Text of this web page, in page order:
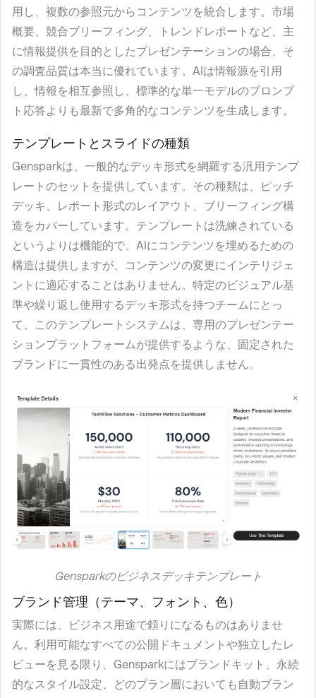
用し、複数の参照元からコンテンツを統合します。市場
概要、競合ブリーフィング、トレンドレポートなど、主
に情報提供を目的としたプレゼンテーションの場合、そ
の調査品質は本当に優れています。AIは情報源を引用
し、情報を相互参照し、標準的な単一モデルのプロンプ
ト応答よりも最新で多角的なコンテンツを生成します。
テンプレートとスライドの種類
Gensparkは、一般的なデッキ形式を網羅する汎用テンプ
レートのセットを提供しています。その種類は、ピッチ
デッキ、レポート形式のレイアウト、ブリーフィング構
造をカバーしています。テンプレートは洗練されている
というよりは機能的で、AIにコンテンツを埋めるための
構造は提供しますが、コンテンツの変更にインテリジェ
ントに適応することはありません。特定のビジュアル基
準や繰り返し使用するデッキ形式を持つチームにとっ
て、このテンプレートシステムは、専用のプレゼンテー
ションプラットフォームが提供するような、固定された
ブランドに一貫性のある出発点を提供しません。
Gensparkのビジネスデッキテンプレート
ブランド管理（テーマ、フォント、色）
実際には、ビジネス用途で頼りになるものはありませ
ん。利用可能なすべての公開ドキュメントや独立したレ
ビューを見る限り、Gensparkにはブランドキット、永続
的なスタイル設定、どのプラン層においても自動ブラン